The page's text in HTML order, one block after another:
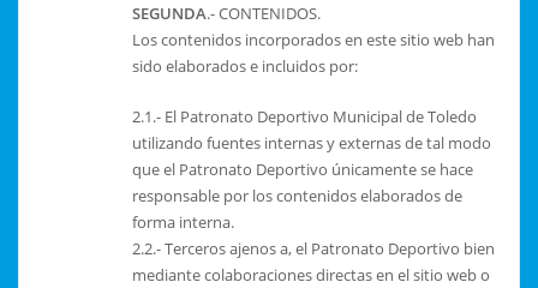
SEGUNDA.- CONTENIDOS.
Los contenidos incorporados en este sitio web han
sido elaborados e incluidos por:
2.1.- El Patronato Deportivo Municipal de Toledo
utilizando fuentes internas y externas de tal modo
que el Patronato Deportivo únicamente se hace
responsable por los contenidos elaborados de
forma interna.
2.2.- Terceros ajenos a, el Patronato Deportivo bien
mediante colaboraciones directas en el sitio web o